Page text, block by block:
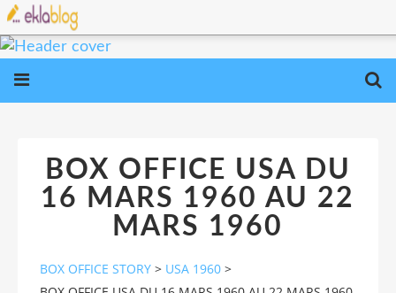
BOX OFFICE USA DU
16 MARS 1960 AU 22
MARS 1960
BOX OFFICE STORY > USA 1960 >